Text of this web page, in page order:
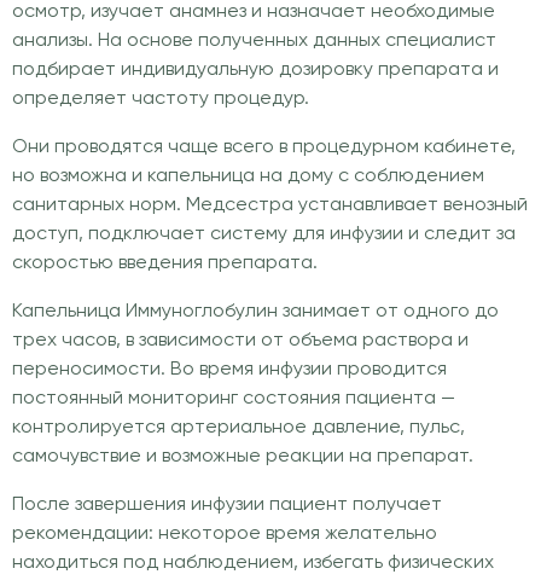
осмотр, изучает анамнез и назначает необходимые
анализы. На основе полученных данных специалист
подбирает индивидуальную дозировку препарата и
определяет частоту процедур.
Они проводятся чаще всего в процедурном кабинете,
но возможна и капельница на дому с соблюдением
санитарных норм. Медсестра устанавливает венозный
доступ, подключает систему для инфузии и следит за
скоростью введения препарата.
Капельница Иммуноглобулин занимает от одного до
трех часов, в зависимости от объема раствора и
переносимости. Во время инфузии проводится
постоянный мониторинг состояния пациента —
контролируется артериальное давление, пульс,
самочувствие и возможные реакции на препарат.
После завершения инфузии пациент получает
рекомендации: некоторое время желательно
находиться под наблюдением, избегать физических